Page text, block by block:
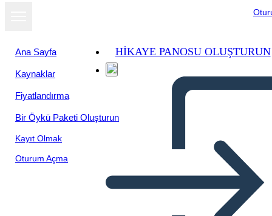
Ana Sayfa
Kaynaklar
Fiyatlandırma
Bir Öykü Paketi Oluşturun
Kayıt Olmak
Oturum Açma
HIKAYE PANOSU OLUŞTURUN